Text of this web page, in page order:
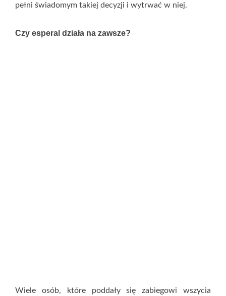
pełni świadomym takiej decyzji i wytrwać w niej.
Czy esperal działa na zawsze?
Wiele osób, które poddały się zabiegowi wszycia